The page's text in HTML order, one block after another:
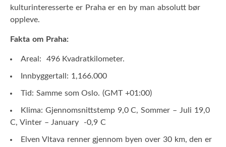
kulturinteresserte er Praha er en by man absolutt bør
oppleve.
Fakta om Praha:
Areal: 496 Kvadratkilometer.
Innbyggertall: 1,166.000
Tid: Samme som Oslo. (GMT +01:00)
Klima: Gjennomsnittstemp 9,0 C, Sommer – Juli 19,0
C, Vinter – January -0,9 C
Elven Vltava renner gjennom byen over 30 km, den er